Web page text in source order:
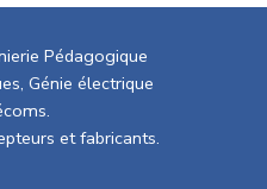
Pédagogique
Génie électrique
et fabricants.